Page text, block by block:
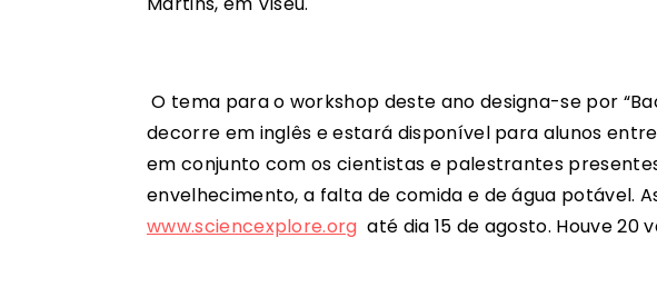
O tema para o workshop deste ano designa-se por
decorre em inglês e estará disponível para alunos
em conjunto com os cientistas e palestrantes
envelhecimento, a falta de comida e de água potável.
www.sciencexplore.org até dia 15 de agosto. Houve 20